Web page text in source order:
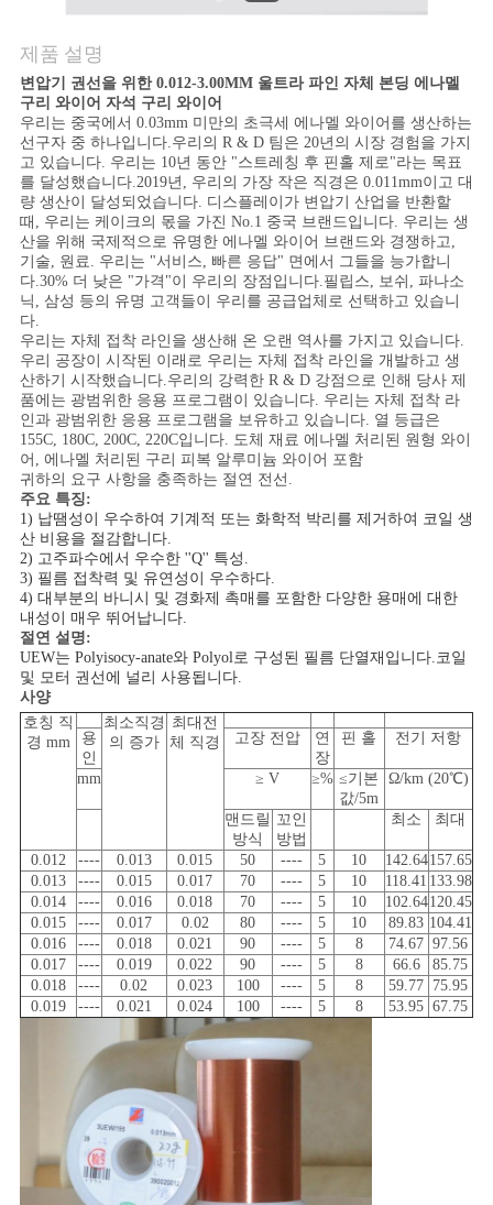
세
요
뉴
스
인
용
문
을
요
구
하
세
요
사
맵
PRIVACY
POLICY
제품 설명
변압기 권선을 위한 0.012-3.00MM 울트라 파인 자체 본딩 에나멜
구리 와이어 자석 구리 와이어
우리는 중국에서 0.03mm 미만의 초극세 에나멜 와이어를 생산하는
선구자 중 하나입니다.우리의 R & D 팀은 20년의 시장 경험을 가지
고 있습니다. 우리는 10년 동안 "스트레칭 후 핀홀 제로"라는 목표
를 달성했습니다.2019년, 우리의 가장 작은 직경은 0.011mm이고 대
량 생산이 달성되었습니다. 디스플레이가 변압기 산업을 반환할
때, 우리는 케이크의 몫을 가진 No.1 중국 브랜드입니다. 우리는 생
산을 위해 국제적으로 유명한 에나멜 와이어 브랜드와 경쟁하고,
기술, 원료. 우리는 "서비스, 빠른 응답" 면에서 그들을 능가합니
다.30% 더 낮은 "가격"이 우리의 장점입니다.필립스, 보쉬, 파나소
닉, 삼성 등의 유명 고객들이 우리를 공급업체로 선택하고 있습니
다.
우리는 자체 접착 라인을 생산해 온 오랜 역사를 가지고 있습니다.
우리 공장이 시작된 이래로 우리는 자체 접착 라인을 개발하고 생
산하기 시작했습니다.우리의 강력한 R & D 강점으로 인해 당사 제
품에는 광범위한 응용 프로그램이 있습니다. 우리는 자체 접착 라
인과 광범위한 응용 프로그램을 보유하고 있습니다. 열 등급은
155C, 180C, 200C, 220C입니다. 도체 재료 에나멜 처리된 원형 와이
어, 에나멜 처리된 구리 피복 알루미늄 와이어 포함
귀하의 요구 사항을 충족하는 절연 전선.
주요 특징:
1) 납땜성이 우수하여 기계적 또는 화학적 박리를 제거하여 코일 생
산 비용을 절감합니다.
2) 고주파수에서 우수한 ''Q'' 특성.
3) 필름 접착력 및 유연성이 우수하다.
4) 대부분의 바니시 및 경화제 촉매를 포함한 다양한 용매에 대한
내성이 매우 뛰어납니다.
절연 설명:
UEW는 Polyisocy-anate와 Polyol로 구성된 필름 단열재입니다.코일
및 모터 권선에 널리 사용됩니다.
사양
호칭 직
경 mm
최소직경
의 증가
최대전
체 직경
용
인
고장 전압
연
장
핀 홀 전기 저항
mm ≥ V ≥% ≤기본
값/5m
Ω/km (20℃)
맨드릴
방식
꼬인
방법
최소 최대
0.012 ---- 0.013 0.015 50 ---- 5 10 142.64157.65
0.013
---- 0.015 0.017 70 ---- 5 10 118.41 133.98
0.014
---- 0.016 0.018 70 ---- 5 10 102.64120.45
0.015
---- 0.017 0.02 80 ---- 5 10 89.83 104.41
0.016
---- 0.018 0.021 90 ---- 5 8 74.67 97.56
0.017
---- 0.019 0.022 90 ---- 5 8 66.6
85.75
0.018
---- 0.02 0.023 100 ---- 5 8 59.77 75.95
0.019
---- 0.021 0.024 100 ---- 5 8 53.95 67.75